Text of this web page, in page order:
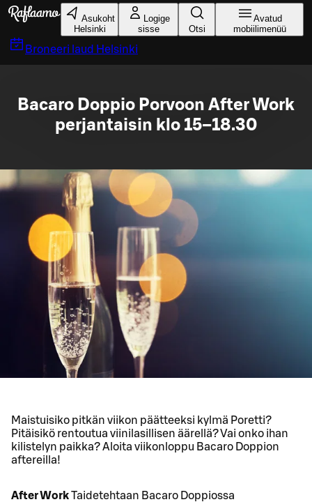
Liigu peamise sisu juurde
Asukoht
Helsinki
Logige
sisse
Otsi
Avatud
mobiilimenüü
Broneeri laud Helsinki
Bacaro Doppio Porvoon After Work
perjantaisin klo 15–18.30
Maistuisiko pitkän viikon päätteeksi kylmä Poretti?
Pitäisikö rentoutua viinilasillisen äärellä? Vai onko ihan
kilistelyn paikka? Aloita viikonloppu Bacaro Doppion
aftereilla!
After WorkTaidetehtaan Bacaro Doppiossa